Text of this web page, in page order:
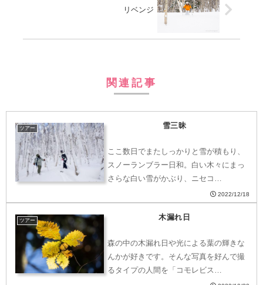
リベンジ
関連記事
ツアー 雪三昧
ここ数日でまたしっかりと雪が積もり、
スノーランブラー日和。白い木々にまっ
さらな白い雪がかぶり、ニセコ…
2022/12/18
ツアー 木漏れ日
森の中の木漏れ日や光による葉の輝きな
んかが好きです。そんな写真を好んで撮
るタイプの人間を「コモレビス…